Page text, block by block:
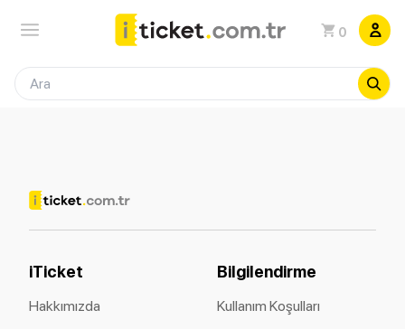
0
iTicket
Hakkımızda
Bilgilendirme
Kullanım Koşulları